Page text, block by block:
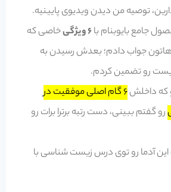
توصیه من دیدن ویدیوی پایینیه.
جامع بایوبنام با6 ویژگی
خاصی که
جواب دادم؛ بعدش رسیدن به
رو تضمین کردم.
که داخلش 6 گام اصلی موفقیت در
رو گفتم ببینی، دست رتبه برترا برات رو
این آدما رو توی درس زیست شناسی با